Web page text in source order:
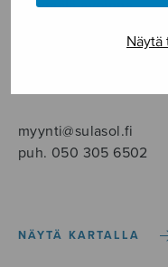
Näytä
Myymälä avoinna
00180 Helsinki
myynti@sulasol.fi
puh. 050 305 6502
NÄYTÄ KARTALLA